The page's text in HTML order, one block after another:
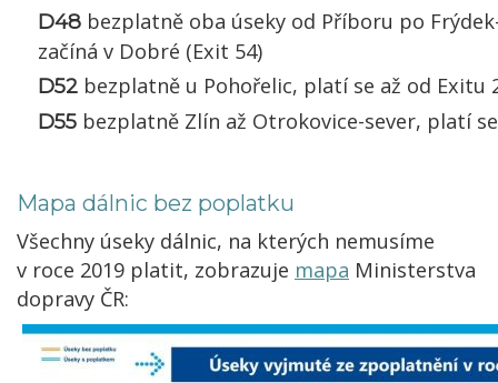
D48 bezplatně oba úseky od Příboru po
začíná v Dobré (Exit 54)
D52 bezplatně u Pohořelic, platí se až od Exitu
D55 bezplatně Zlín až Otrokovice-sever, platí
Mapa dálnic bez poplatku
Všechny úseky dálnic, na kterých nemusíme
v roce 2019 platit, zobrazuje mapa Ministerstva
dopravy ČR: